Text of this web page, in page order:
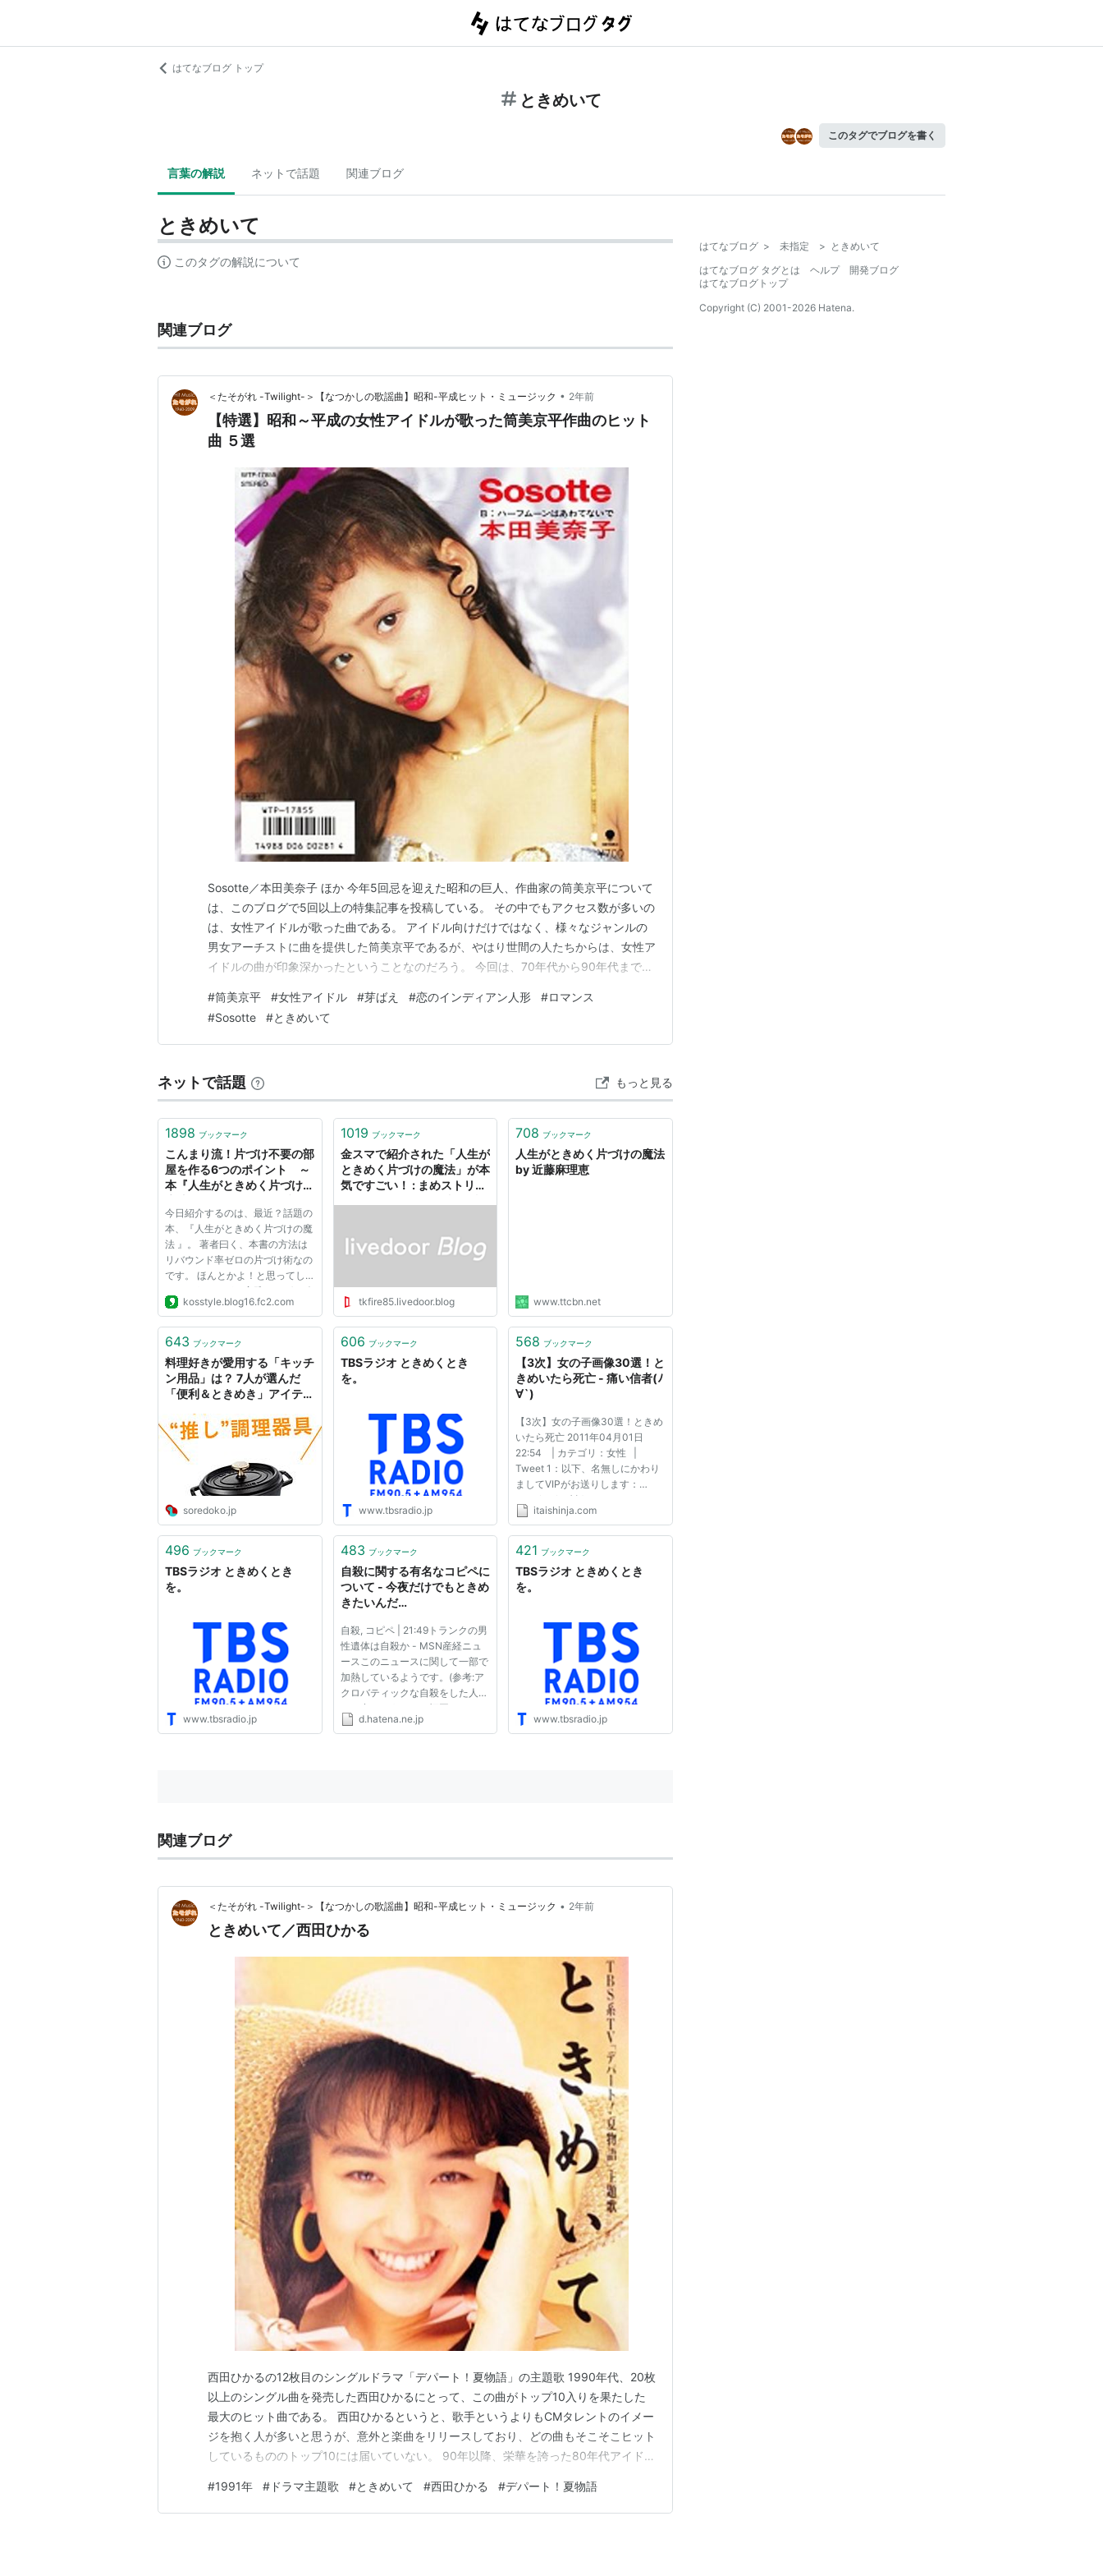
はてなブログ トップ
ときめいて
このタグでブログを書く
言葉の解説 ネットで話題 関連ブログ
ときめいて
このタグの解説について
関連ブログ
＜たそがれ -Twilight-＞【なつかしの歌謡曲】昭和-平成ヒット・ミュージック • 2年前
【特選】昭和～平成の女性アイドルが歌った筒美京平作曲のヒット
曲 ５選
Sosotte／本田美奈子 ほか 今年5回忌を迎えた昭和の巨人、作曲家の筒美京平について
は、このブログで5回以上の特集記事を投稿している。 その中でもアクセス数が多いの
は、女性アイドルが歌った曲である。 アイドル向けだけではなく、様々なジャンルの
男女アーチストに曲を提供した筒美京平であるが、やはり世間の人たちからは、女性ア
イドルの曲が印象深かったということなのだろう。 今回は、70年代から90年代まで、
／麻丘めぐみ（1972年）＞ 美少女アイドル・麻丘めぐみのデビュー曲 日本レコード大
賞・最優秀新人賞受賞曲 twil…
#筒美京平 #女性アイドル #芽ばえ #恋のインディアン人形 #ロマンス
#Sosotte #ときめいて
ネットで話題 もっと見る
1898 ブックマーク
こんまり流！片づけ不要の部
屋を作る6つのポイント ～
本『人生がときめく片づけの
Ko's Style
今日紹介するのは、最近？話題の
本、『人生がときめく片づけの魔
法 』。 著者曰く、本書の方法は
リバウンド率ゼロの片づけ術なの
です。 ほんとかよ！と思ってし
まいそうですが、実践すれば、確
かにゼロになりそうだと思える内
他の片づけ本と比べても、確かに
kosstyle.blog16.fc2.com
1019 ブックマーク
金スマで紹介された「人生が
ときめく片づけの魔法」が本
気ですごい！ : まめストリー
tkfire85.livedoor.blog
708 ブックマーク
人生がときめく片づけの魔法
by 近藤麻理恵
www.ttcbn.net
643 ブックマーク
料理好きが愛用する「キッチ
ン用品」は？ 7人が選んだ
「便利＆ときめき」アイテム
soredoko.jp
606 ブックマーク
TBSラジオ ときめくとき
を。
www.tbsradio.jp
568 ブックマーク
【3次】女の子画像30選！と
きめいたら死亡 - 痛い信者(ﾉ
∀`)
【3次】女の子画像30選！ときめ
いたら死亡 2011年04月01日
22:54 | カテゴリ：女性 |
Tweet 1：以下、名無しにかわり
ましてVIPがお送りします：
2011/04/01(金) 21:04:53.46
ID:NaPaatuL0 まあ>>1->>1000
ENO.02→ ENO.03→ 4：以下、名
します：2011/04/01(金...
itaishinja.com
496 ブックマーク
TBSラジオ ときめくとき
を。
www.tbsradio.jp
483 ブックマーク
自殺に関する有名なコピペに
ついて - 今夜だけでもときめ
きたいんだ
記
自殺, コピペ | 21:49トランクの男
性遺体は自殺か - MSN産経ニュ
ースこのニュースに関して一部で
加熱しているようです。(参考:ア
クロバティックな自殺をした人が
また出たようです。福岡で。 -
orangestarの日記)あくまで事件
d.hatena.ne.jp
421 ブックマーク
TBSラジオ ときめくとき
を。
www.tbsradio.jp
関連ブログ
＜たそがれ -Twilight-＞【なつかしの歌謡曲】昭和-平成ヒット・ミュージック • 2年前
ときめいて／西田ひかる
西田ひかるの12枚目のシングルドラマ「デパート！夏物語」の主題歌 1990年代、20枚
以上のシングル曲を発売した西田ひかるにとって、この曲がトップ10入りを果たした
最大のヒット曲である。 西田ひかるというと、歌手というよりもCMタレントのイメー
ジを抱く人が多いと思うが、意外と楽曲をリリースしており、どの曲もそこそこヒット
しているもののトップ10には届いていない。 90年以降、栄華を誇った80年代アイドル
ても楽曲の面では苦戦を強いられていたようだ。 ときめいて ときめいて ときめいて
心は翼を広げて旅立つ (I'm f…
#1991年 # ドラマ主題歌 #ときめいて #西田ひかる #デパート！夏物語
はてなブログ > 未指定 > ときめいて
はてなブログ タグとは
ヘルプ
開発ブログ
はてなブログトップ
Copyright (C) 2001-2026 Hatena.